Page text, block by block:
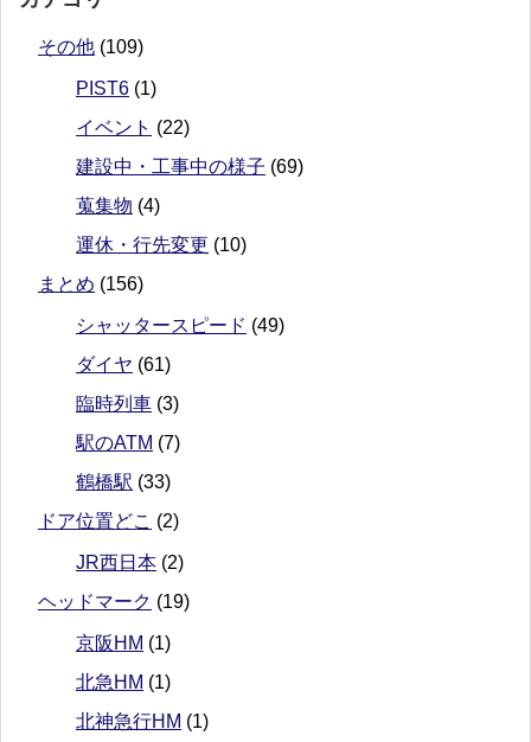
その他 (109)
PIST6 (1)
イベント (22)
建設中・工事中の様子 (69)
蒐集物 (4)
運休・行先変更 (10)
まとめ (156)
シャッタースピード (49)
ダイヤ (61)
臨時列車 (3)
駅のATM (7)
鶴橋駅 (33)
ドア位置どこ (2)
JR西日本 (2)
ヘッドマーク (19)
京阪HM (1)
北急HM (1)
北神急行HM (1)